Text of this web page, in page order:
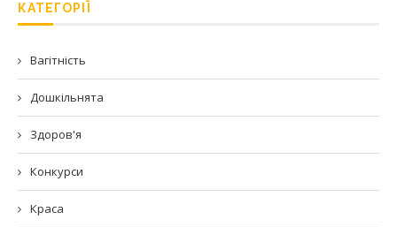
КАТЕГОРІЇ
Вагітність
Дошкільнята
Здоров'я
Конкурси
Краса